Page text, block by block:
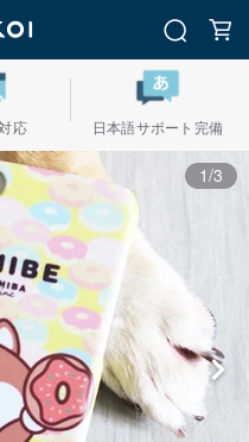
応 日本語サポート完備
1/3